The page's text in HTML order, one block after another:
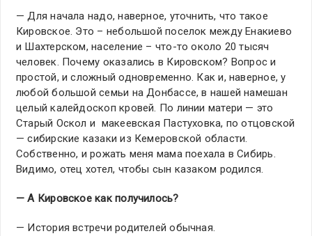
— Для начала надо, наверное, уточнить, что такое
Кировское. Это – небольшой поселок между Енакиево
и Шахтерском, население – что-то около 20 тысяч
человек. Почему оказались в Кировском? Вопрос и
простой, и сложный одновременно. Как и, наверное, у
любой большой семьи на Донбассе, в нашей намешан
целый калейдоскоп кровей. По линии матери — это
Старый Оскол и макеевская Пастуховка, по отцовской
— сибирские казаки из Кемеровской области.
Собственно, и рожать меня мама поехала в Сибирь.
Видимо, отец хотел, чтобы сын казаком родился.
— А Кировское как получилось?
— История встречи родителей обычная.